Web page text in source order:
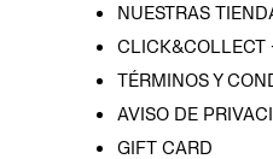
NUESTRAS
CLICK&COLLECT
TÉRMINOS Y
AVISO DE
GIFT CARD